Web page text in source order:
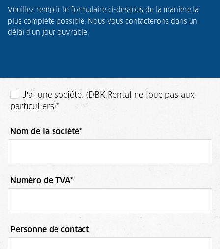
Veuillez remplir le formulaire ci-dessous de la manière la
plus complète possible. Nous vous contacterons dans un
délai d'un jour ouvrable.
J’ai une société. (DBK Rental ne loue pas aux
particuliers)*
Nom de la société*
Numéro de TVA*
Personne de contact